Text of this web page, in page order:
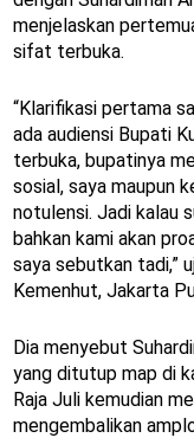
menjelaskan
sifat terbuka.
“Klarifikasi pertama
ada audiensi Bupati
terbuka, bupatinya
sosial, saya maupun
notulensi. Jadi kalau
bahkan kami akan
saya sebutkan tadi,”
Kemenhut, Jakarta
Dia menyebut
yang ditutup map di
Raja Juli kemudian
mengembalikan